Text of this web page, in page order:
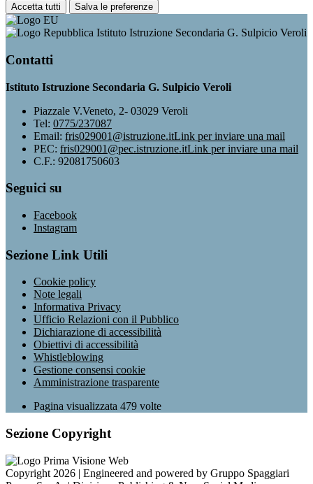
Accetta tutti Salva le preferenze
Istituto Istruzione Secondaria G. Sulpicio Veroli
Contatti
Istituto Istruzione Secondaria G. Sulpicio Veroli
Piazzale V.Veneto, 2- 03029 Veroli
Tel: 0775/237087
Email: fris029001@istruzione.itLink per inviare una mail
PEC: fris029001@pec.istruzione.itLink per inviare una mail
C.F.: 92081750603
Seguici su
Facebook
Instagram
Sezione Link Utili
Cookie policy
Note legali
Informativa Privacy
Ufficio Relazioni con il Pubblico
Dichiarazione di accessibilità
Obiettivi di accessibilità
Whistleblowing
Gestione consensi cookie
Amministrazione trasparente
Pagina visualizzata 479 volte
Sezione Copyright
Copyright 2026 | Engineered and powered by Gruppo Spaggiari